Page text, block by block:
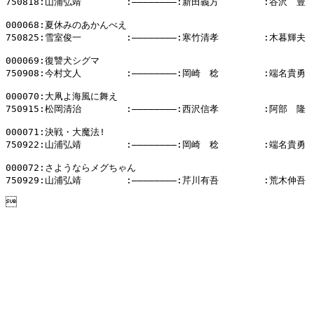
000068:夏休みのあかんべえ
750825:雪室俊一        :――――――――:寒竹清孝        :木暮輝夫
000069:復讐犬シグマ
750908:今村文人        :――――――――:岡崎　稔        :端名貴勇
000070:大凧よ海風に舞え
750915:松岡清治        :――――――――:西沢信孝        :阿部　隆
000071:決戦・大魔法!
750922:山浦弘靖        :――――――――:岡崎　稔        :端名貴勇
000072:さようならメグちゃん
